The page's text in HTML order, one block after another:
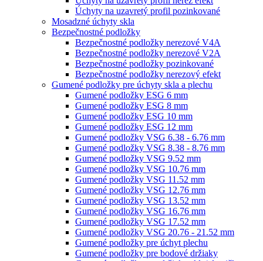
Úchyty na uzavretý profil pozinkované
Mosadzné úchyty skla
Bezpečnostné podložky
Bezpečnostné podložky nerezové V4A
Bezpečnostné podložky nerezové V2A
Bezpečnostné podložky pozinkované
Bezpečnostné podložky nerezový efekt
Gumené podložky pre úchyty skla a plechu
Gumené podložky ESG 6 mm
Gumené podložky ESG 8 mm
Gumené podložky ESG 10 mm
Gumené podložky ESG 12 mm
Gumené podložky VSG 6.38 - 6.76 mm
Gumené podložky VSG 8.38 - 8.76 mm
Gumené podložky VSG 9.52 mm
Gumené podložky VSG 10.76 mm
Gumené podložky VSG 11.52 mm
Gumené podložky VSG 12.76 mm
Gumené podložky VSG 13.52 mm
Gumené podložky VSG 16.76 mm
Gumené podložky VSG 17.52 mm
Gumené podložky VSG 20.76 - 21.52 mm
Gumené podložky pre úchyt plechu
Gumené podložky pre bodové držiaky